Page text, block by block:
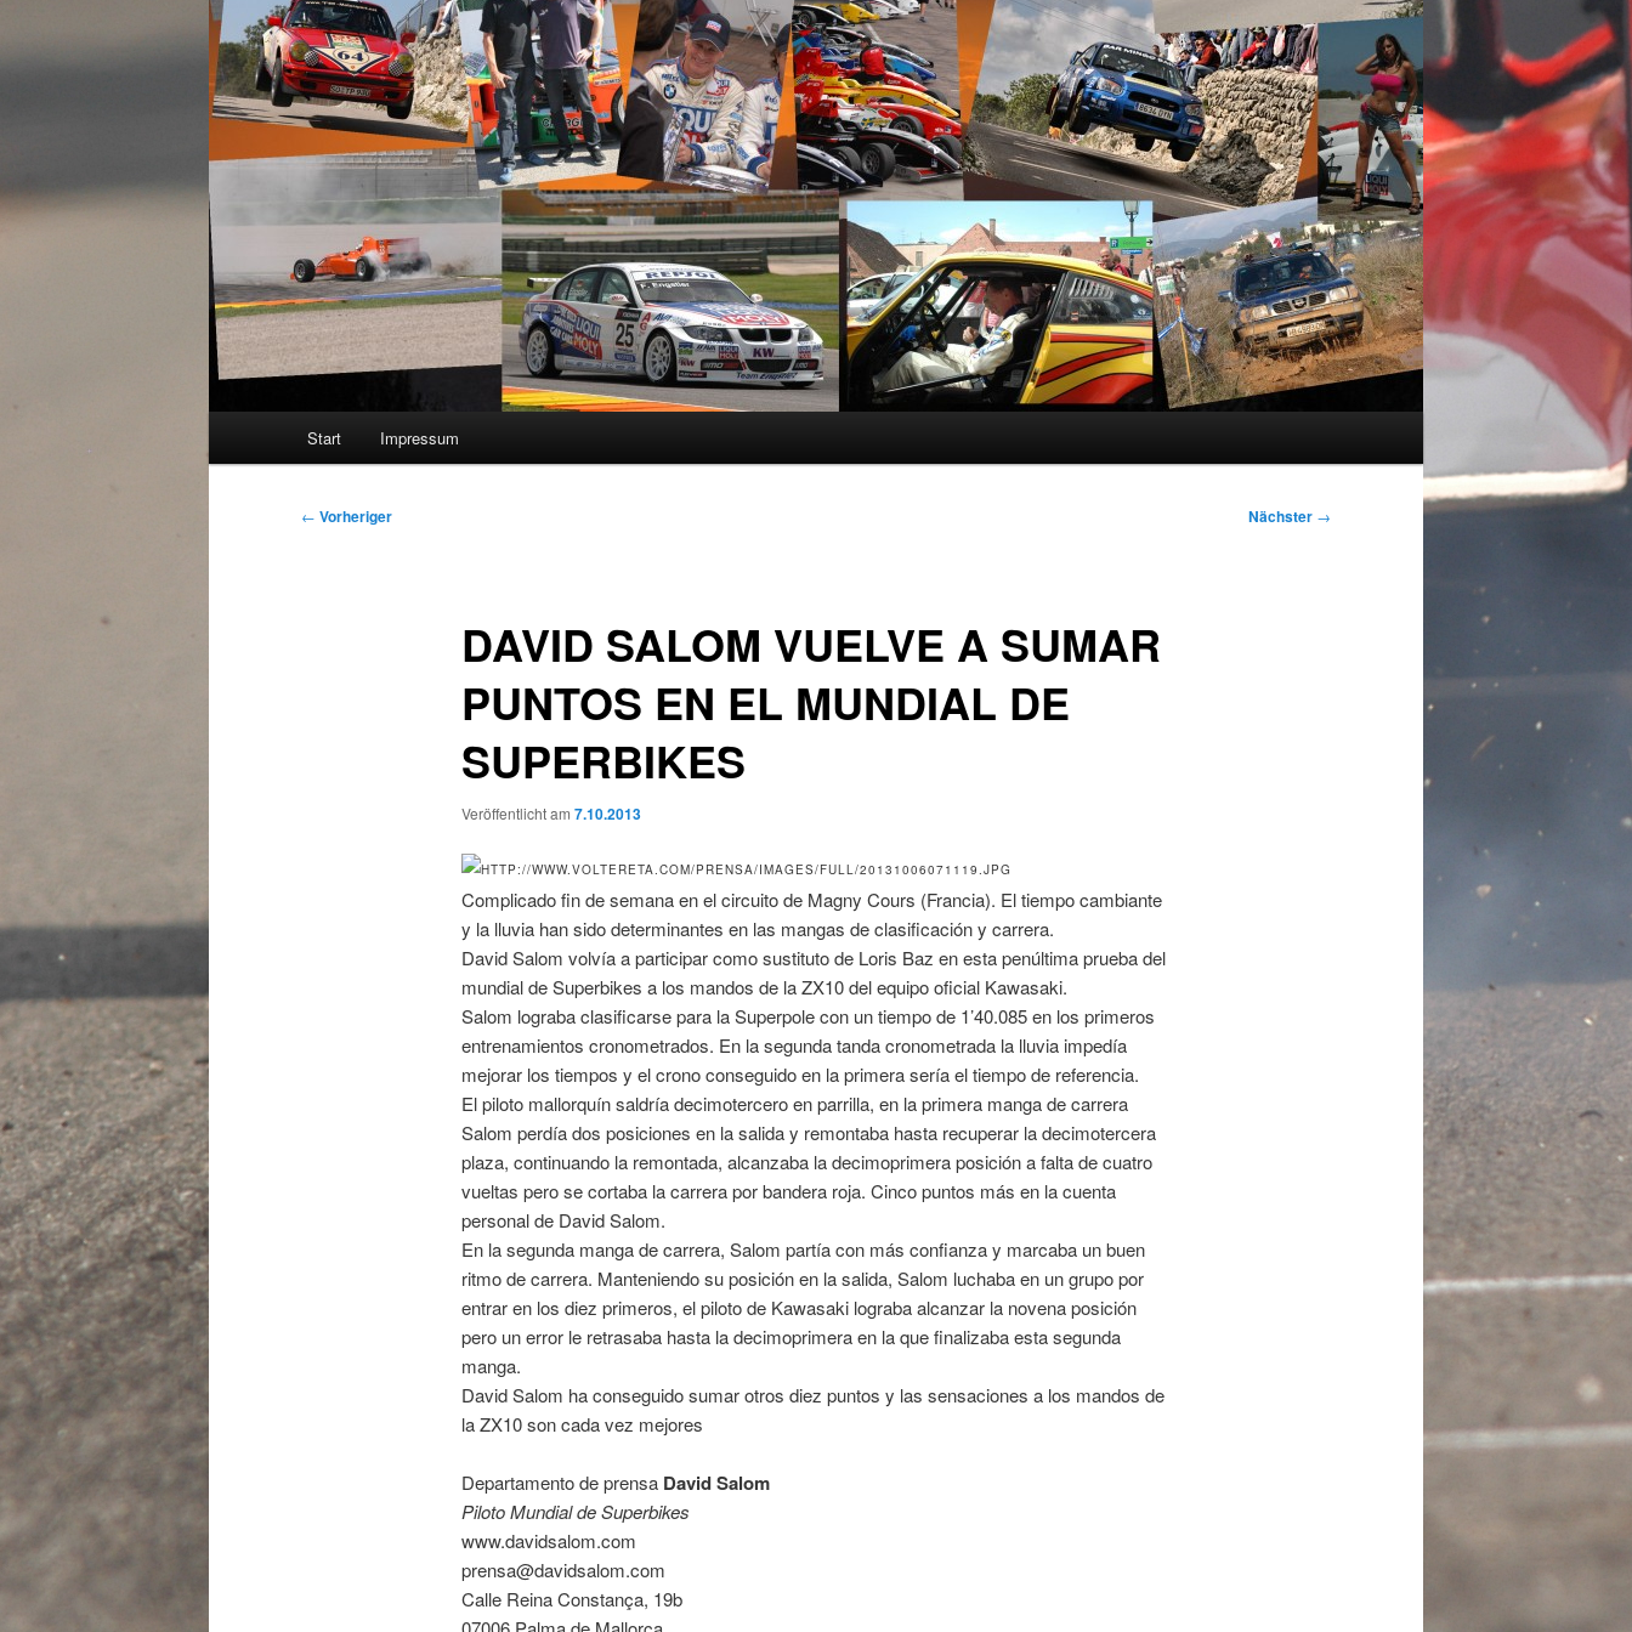
Start Impressum
Beitragsnavigation
← Vorheriger Nächster →
DAVID SALOM VUELVE A SUMAR
PUNTOS EN EL MUNDIAL DE
SUPERBIKES
Veröffentlicht am 7.10.2013
Complicado fin de semana en el circuito de Magny Cours (Francia). El tiempo cambiante
y la lluvia han sido determinantes en las mangas de clasificación y carrera.
David Salom volvía a participar como sustituto de Loris Baz en esta penúltima prueba del
mundial de Superbikes a los mandos de la ZX10 del equipo oficial Kawasaki.
Salom lograba clasificarse para la Superpole con un tiempo de 1’40.085 en los primeros
entrenamientos cronometrados. En la segunda tanda cronometrada la lluvia impedía
mejorar los tiempos y el crono conseguido en la primera sería el tiempo de referencia.
El piloto mallorquín saldría decimotercero en parrilla, en la primera manga de carrera
Salom perdía dos posiciones en la salida y remontaba hasta recuperar la decimotercera
plaza, continuando la remontada, alcanzaba la decimoprimera posición a falta de cuatro
vueltas pero se cortaba la carrera por bandera roja. Cinco puntos más en la cuenta
personal de David Salom.
En la segunda manga de carrera, Salom partía con más confianza y marcaba un buen
ritmo de carrera. Manteniendo su posición en la salida, Salom luchaba en un grupo por
entrar en los diez primeros, el piloto de Kawasaki lograba alcanzar la novena posición
pero un error le retrasaba hasta la decimoprimera en la que finalizaba esta segunda
manga.
David Salom ha conseguido sumar otros diez puntos y las sensaciones a los mandos de
la ZX10 son cada vez mejores
Departamento de prensa David Salom
Piloto Mundial de Superbikes
www.davidsalom.com
prensa@davidsalom.com
Calle Reina Constança, 19b